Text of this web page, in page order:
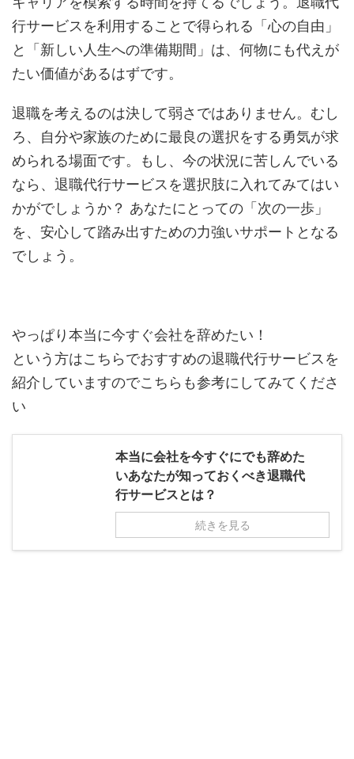
行サービスを利用することで得られる「心の自由」
と「新しい人生への準備期間」は、何物にも代えが
たい価値があるはずです。
退職を考えるのは決して弱さではありません。むし
ろ、自分や家族のために最良の選択をする勇気が求
められる場面です。もし、今の状況に苦しんでいる
なら、退職代行サービスを選択肢に入れてみてはい
かがでしょうか？ あなたにとっての「次の一歩」
を、安心して踏み出すための力強いサポートとなる
でしょう。
やっぱり本当に今すぐ会社を辞めたい！
という方はこちらでおすすめの退職代行サービスを
紹介していますのでこちらも参考にしてみてくださ
い
本当に会社を今すぐにでも辞めた
いあなたが知っておくべき退職代
行サービスとは？
続きを見る